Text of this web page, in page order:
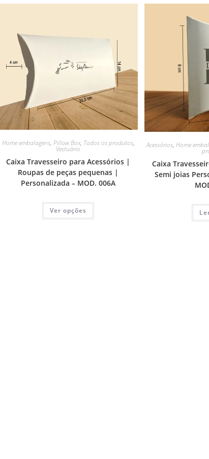
Home embalagens, Pillow Box, Todos os produtos,
Vestuário
Caixa Travesseiro para Acessórios |
Roupas de peças pequenas |
Personalizada – MOD. 006A
Ver opções
Acessórios,Home
Caixa
Semi joias